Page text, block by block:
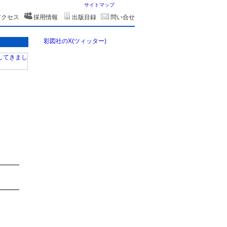
サイトマップ
クセス 採用情報 出版目録
問い合せ
彩図社のX(ツィッター)